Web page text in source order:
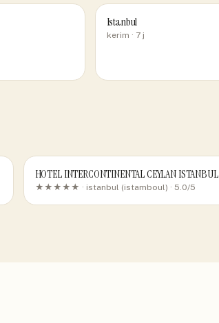
Istanbul
kerim · 7 j
HOTEL INTERCONTINENTAL CEYLAN ISTANBUL
★★★★★ · istanbul (istamboul) · 5.0/5